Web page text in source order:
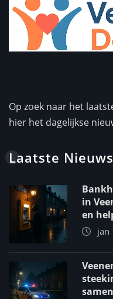
Op zoek naar het
hier het dagelijkse
Laatste Nieuws
in
en
jan